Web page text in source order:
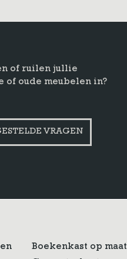
of ruilen jullie
of oude meubelen in?
VRAGEN
Boekenkast op maat